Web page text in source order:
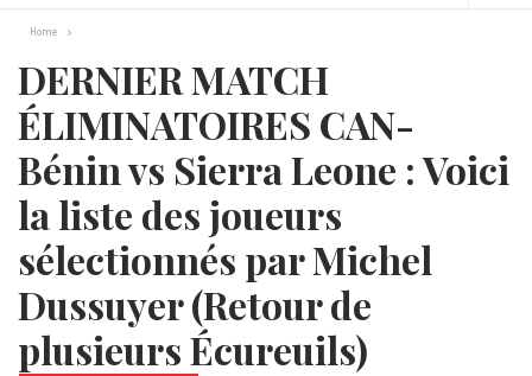
Home
DERNIER MATCH
ÉLIMINATOIRES CAN-
Bénin vs Sierra Leone : Voici
la liste des joueurs
sélectionnés par Michel
Dussuyer (Retour de
plusieurs Écureuils)